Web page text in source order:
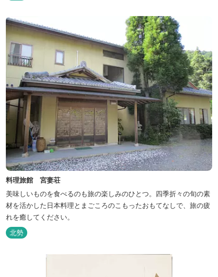
料理旅館 宮妻荘
美味しいものを食べるのも旅の楽しみのひとつ。四季折々の旬の素
材を活かした日本料理とまごころのこもったおもてなしで、旅の疲
れを癒してください。
北勢